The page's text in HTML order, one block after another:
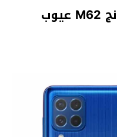
مواصفات وسعر سامسونج M62 عيوب